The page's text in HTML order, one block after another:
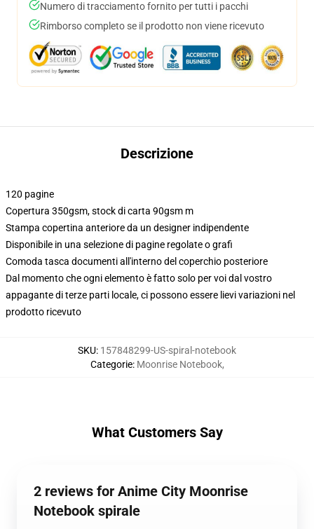
Numero di tracciamento fornito per tutti i pacchi
Rimborso completo se il prodotto non viene ricevuto
Descrizione
120 pagine
Copertura 350gsm, stock di carta 90gsm m
Stampa copertina anteriore da un designer indipendente
Disponibile in una selezione di pagine regolate o grafi
Comoda tasca documenti all'interno del coperchio posteriore
Dal momento che ogni elemento è fatto solo per voi dal vostro
appagante di terze parti locale, ci possono essere lievi variazioni nel
prodotto ricevuto
SKU: 157848299-US-spiral-notebook
Categorie: Moonrise Notebook,
What Customers Say
2 reviews for Anime City Moonrise
Notebook spirale